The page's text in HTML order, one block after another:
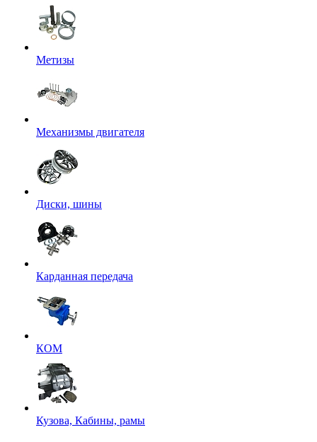
Метизы
Механизмы двигателя
Диски, шины
Карданная передача
КОМ
Кузова, Кабины, рамы